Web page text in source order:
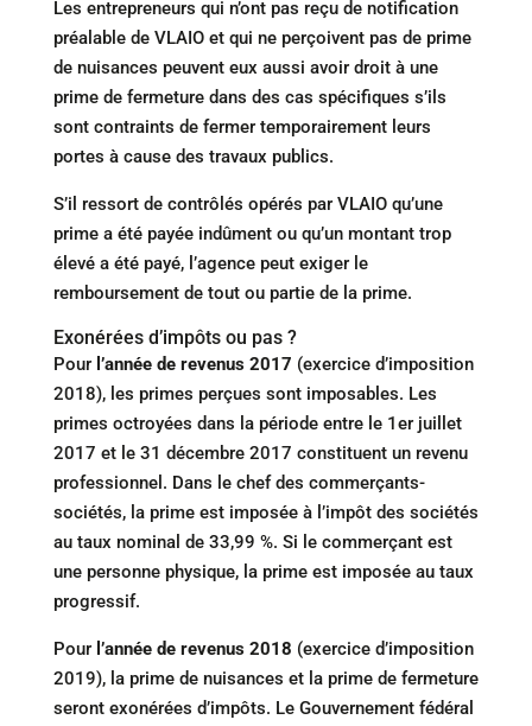
Les entrepreneurs qui n’ont pas reçu de notification
préalable de VLAIO et qui ne perçoivent pas de prime
de nuisances peuvent eux aussi avoir droit à une
prime de fermeture dans des cas spécifiques s’ils
sont contraints de fermer temporairement leurs
portes à cause des travaux publics.
S’il ressort de contrôlés opérés par VLAIO qu’une
prime a été payée indûment ou qu’un montant trop
élevé a été payé, l’agence peut exiger le
remboursement de tout ou partie de la prime.
Exonérées d’impôts ou pas ?
Pour l’année de revenus 2017 (exercice d’imposition
2018), les primes perçues sont imposables. Les
primes octroyées dans la période entre le 1er juillet
2017 et le 31 décembre 2017 constituent un revenu
professionnel. Dans le chef des commerçants-
sociétés, la prime est imposée à l’impôt des sociétés
au taux nominal de 33,99 %. Si le commerçant est
une personne physique, la prime est imposée au taux
progressif.
Pour l’année de revenus 2018 (exercice d’imposition
2019), la prime de nuisances et la prime de fermeture
seront exonérées d’impôts. Le Gouvernement fédéral